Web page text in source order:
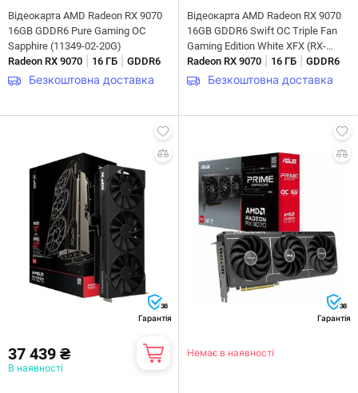
Відеокарта AMD Radeon RX 9070
16GB GDDR6 Pure Gaming OC
Sapphire (11349-02-20G)
Radeon RX 9070
16 ГБ GDDR6
Безкоштовна доставка
Відеокарта AMD Radeon RX 9070
16GB GDDR6 Swift OC Triple Fan
Gaming Edition White XFX (RX-
97SWFB3W9)
Radeon RX 9070 16 ГБ GDDR6
Безкоштовна доставка
36
Гарантія
37 439 ₴
В наявності
36
Гарантія
Немає в наявності